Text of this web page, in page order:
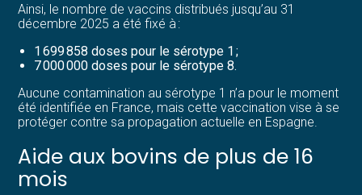
Ainsi, le nombre de vaccins distribués jusqu’au 31
décembre 2025 a été fixé à :
1 699 858 doses pour le sérotype 1 ;
7 000 000 doses pour le sérotype 8.
Aucune contamination au sérotype 1 n’a pour le moment
été identifiée en France, mais cette vaccination vise à se
protéger contre sa propagation actuelle en Espagne.
Aide aux bovins de plus de 16
mois